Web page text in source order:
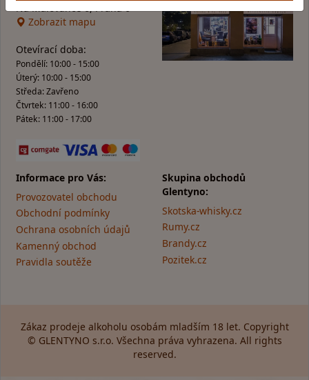
Informace pro Vás:
Provozovatel obchodu
Obchodní podmínky
Ochrana osobních údajů
Kamenný obchod
Pravidla soutěže
Skupina obchodů
Glentyno:
Skotska-whisky.cz
Rumy.cz
Brandy.cz
Pozitek.cz
Zobrazit mapu
Otevírací doba:
Pondělí: 10:00 - 15:00
Úterý: 10:00 - 15:00
Středa: Zavřeno
Čtvrtek: 11:00 - 16:00
Pátek: 11:00 - 17:00
Zákaz prodeje alkoholu osobám mladším 18 let. Copyright
© GLENTYNO s.r.o. Všechna práva vyhrazena. All rights
reserved.